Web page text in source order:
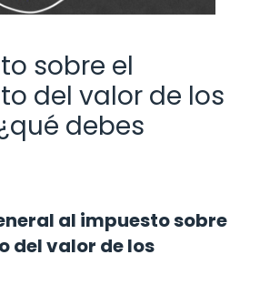
sobre el
del valor de los
debes
al impuesto sobre
del valor de los